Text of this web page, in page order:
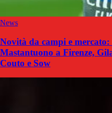
News
Novità da campi e
Mastantuono a Firenze,
Couto e Sow